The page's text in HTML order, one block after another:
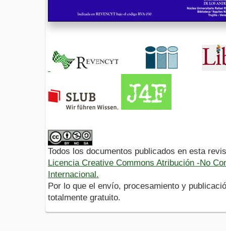
Todos los documentos publicados en esta
Licencia Creative Commons Atribución -No
Internacional.
Por lo que el envío, procesamiento y
totalmente gratuito.